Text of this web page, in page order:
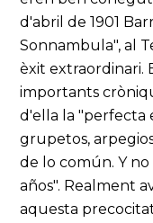
d'abril de 1901
Sonnambula", al
èxit extraordinari.
importants
d'ella la "perfecta
grupetos,
de lo común. Y
años". Realment
aquesta